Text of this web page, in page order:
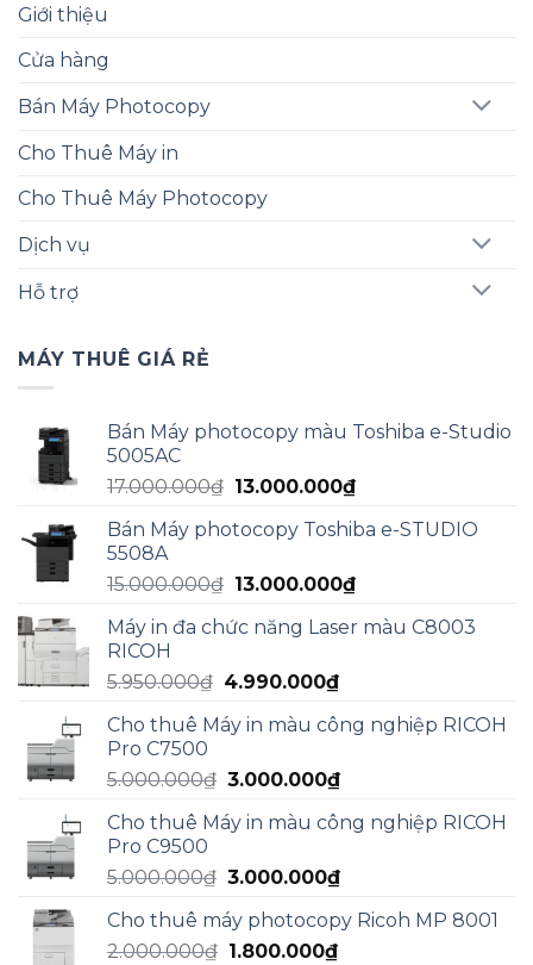
Giới thiệu
Cửa hàng
Bán Máy Photocopy
Cho Thuê Máy in
Cho Thuê Máy Photocopy
Dịch vụ
Hỗ trợ
MÁY THUÊ GIÁ RẺ
Bán Máy photocopy màu Toshiba e-Studio
5005AC
17.000.000₫ Giá
là:
13.000.000₫Giá
tại
13.000.000₫.
Bán Máy photocopy Toshiba e-STUDIO
5508A
15.000.000₫ Giá
là:
13.000.000₫Giá
tại
Máy in đa chức năng Laser màu C8003
RICOH
5.950.000₫ Giá
là:
4.990.000₫Giá
tại
4.990.000₫.
Cho thuê Máy in màu công nghiệp RICOH
Pro C7500
5.000.000₫ Giá
là:
3.000.000₫Giá
tại
3.000.000₫.
Cho thuê Máy in màu công nghiệp RICOH
Pro C9500
5.000.000₫ Giá
là:
5.000.000₫.
3.000.000₫Giá
tại
Cho thuê máy photocopy Ricoh MP 8001
2.000.000₫ Giá
1.800.000₫Giá